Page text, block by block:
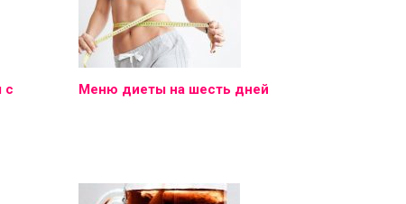
с
Меню диеты на шесть дней